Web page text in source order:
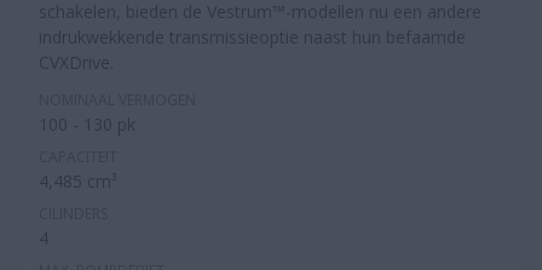
schakelen, bieden de Vestrum™-modellen nu een andere
indrukwekkende transmissieoptie naast hun befaamde
CVXDrive.
100 - 130 pk
4,485 cm³
4